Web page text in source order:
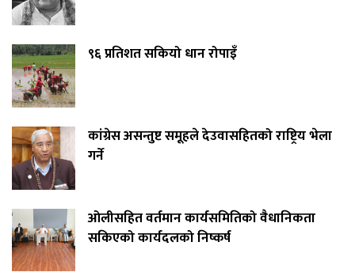
९६ प्रतिशत सकियो धान रोपाइँ
कांग्रेस असन्तुष्ट समूहले देउवासहितको राष्ट्रिय भेला
गर्ने
ओलीसहित वर्तमान कार्यसमितिको वैधानिकता
सकिएको कार्यदलको निष्कर्ष